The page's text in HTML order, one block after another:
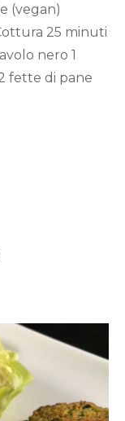
(vegan)
25 minuti
nero 1
fette di pane